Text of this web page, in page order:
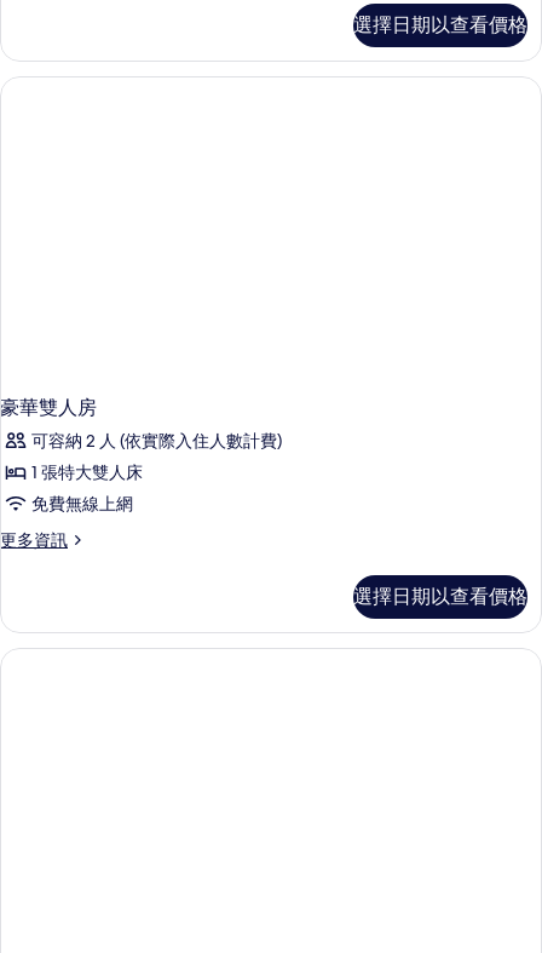
相
片
Room
的
詳
選擇日期以查看價格
豪華雙人房
可容納 2 人 (依實際入住人數計費)
1 張特大雙人床
免費無線上網
更多資訊
更
雙
人
房
選擇日期以查看價格